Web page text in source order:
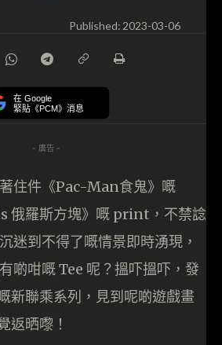
Published: 2023-03-06
在 Google
緊貼《PCM》消息
- 廣告 -
住件《Pac-Man食鬼》嘅
俄羅斯方塊》嘅 print，不禁諗
迷到不得了嘅情景即時湧現，
啲咁嘅 Tee 呢？搵吓搵吓，發
新聯乘系列，見到呢啲遊戲畫
晒嚟！